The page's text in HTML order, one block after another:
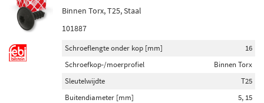
Voorraad
Op voorraad (331)
Niet op voorraad (279)
Binnen Torx, T25, Staal
101887
Schroeflengte onder kop [mm]
16
Schroefkop-/moerprofiel
Binnen Torx
Sleutelwijdte
T25
Buitendiameter [mm]
5, 15